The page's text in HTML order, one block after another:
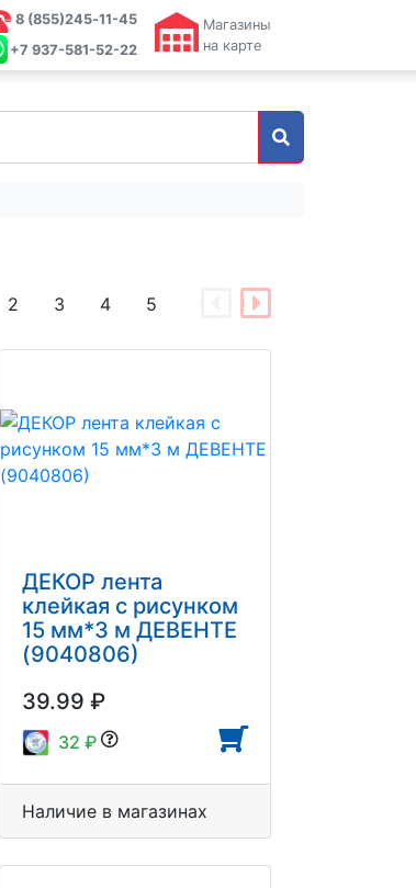
8 (855)245‑11-45
+7 937-581-52-22
Магазины
на карте
2 3 4 5
ДЕКОР лента
клейкая с рисунком
15 мм*3 м ДЕВЕНТЕ
(9040806)
39.99 ₽
32 ₽
Наличие в магазинах